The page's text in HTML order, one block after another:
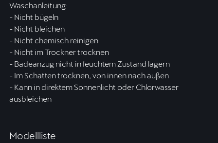
Waschanleitung:
- Nicht bügeln
- Nicht bleichen
- Nicht chemisch reinigen
- Nicht im Trockner trocknen
- Badeanzug nicht in feuchtem Zustand lagern
- Im Schatten trocknen, von innen nach außen
- Kann in direktem Sonnenlicht oder Chlorwasser
ausbleichen
Modellliste